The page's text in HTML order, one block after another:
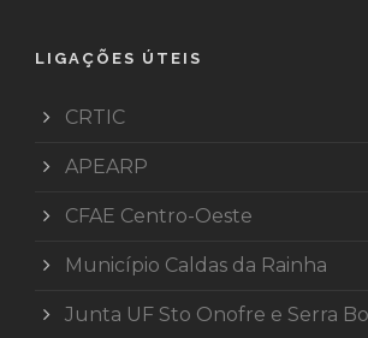
LIGAÇÕES ÚTEIS
CRTIC
APEARP
CFAE Centro-Oeste
Município Caldas da Rainha
Junta UF Sto Onofre e Serra